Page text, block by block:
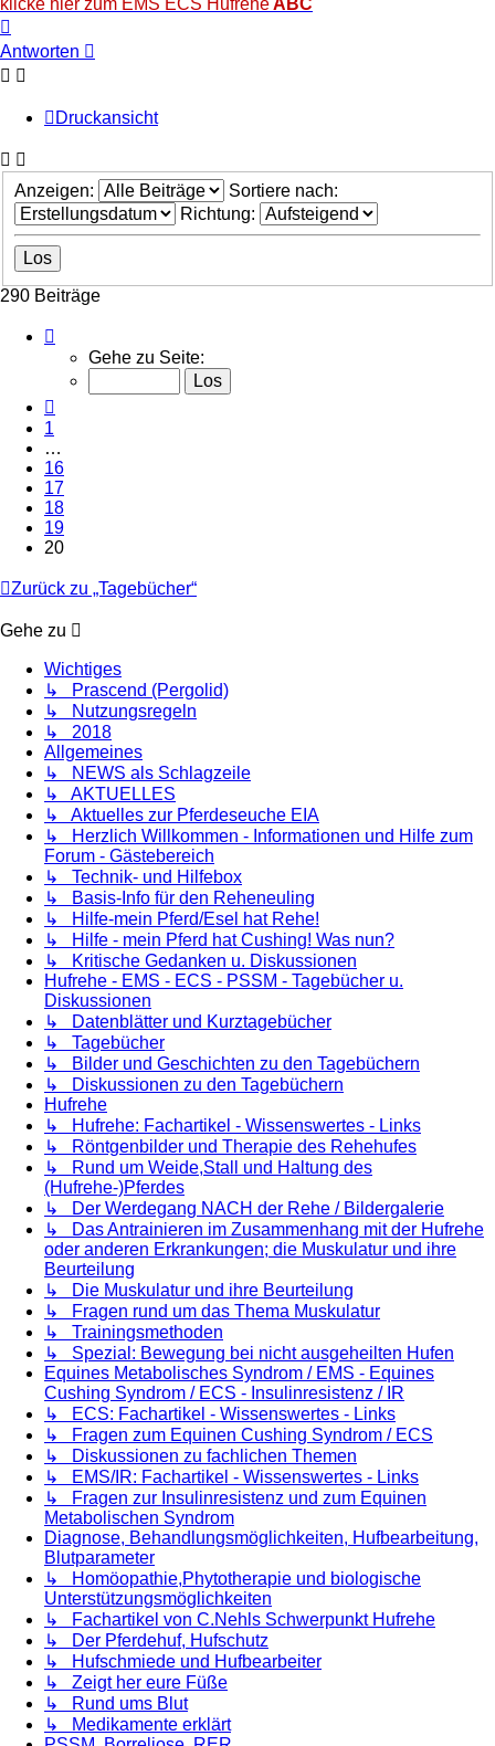
klicke hier zum EMS ECS HufreheABC
oben
Antworten
Druckansicht
Anzeigen:
Sortiere nach:
Richtung:
290 Beiträge
20
20
Gehe zu Seite:
1
…
16
17
18
19
20
Zurück zu „Tagebücher“
Gehe zu
Wichtiges
↳ Prascend (Pergolid)
↳ Nutzungsregeln
↳ 2018
Allgemeines
↳ NEWS als Schlagzeile
↳ AKTUELLES
↳ Aktuelles zur Pferdeseuche EIA
↳ Herzlich Willkommen - Informationen und Hilfe zum
Forum - Gästebereich
↳ Technik- und Hilfebox
↳ Basis-Info für den Reheneuling
↳ Hilfe-mein Pferd/Esel hat Rehe!
↳ Hilfe - mein Pferd hat Cushing! Was nun?
↳ Kritische Gedanken u. Diskussionen
Hufrehe - EMS - ECS - PSSM - Tagebücher u.
Diskussionen
↳ Datenblätter und Kurztagebücher
↳ Tagebücher
↳ Bilder und Geschichten zu den Tagebüchern
↳ Diskussionen zu den Tagebüchern
Hufrehe
↳ Hufrehe: Fachartikel - Wissenswertes - Links
↳ Röntgenbilder und Therapie des Rehehufes
↳ Rund um Weide,Stall und Haltung des
(Hufrehe-)Pferdes
↳ Der Werdegang NACH der Rehe / Bildergalerie
↳ Das Antrainieren im Zusammenhang mit der Hufrehe
oder anderen Erkrankungen; die Muskulatur und ihre
Beurteilung
↳ Die Muskulatur und ihre Beurteilung
↳ Fragen rund um das Thema Muskulatur
↳ Trainingsmethoden
↳ Spezial: Bewegung bei nicht ausgeheilten Hufen
Equines Metabolisches Syndrom / EMS - Equines
Cushing Syndrom / ECS - Insulinresistenz / IR
↳ ECS: Fachartikel - Wissenswertes - Links
↳ Fragen zum Equinen Cushing Syndrom / ECS
↳ Diskussionen zu fachlichen Themen
↳ EMS/IR: Fachartikel - Wissenswertes - Links
↳ Fragen zur Insulinresistenz und zum Equinen
Metabolischen Syndrom
Diagnose, Behandlungsmöglichkeiten, Hufbearbeitung,
Blutparameter
↳ Homöopathie,Phytotherapie und biologische
Unterstützungsmöglichkeiten
↳ Fachartikel von C.Nehls Schwerpunkt Hufrehe
↳ Der Pferdehuf, Hufschutz
↳ Hufschmiede und Hufbearbeiter
↳ Zeigt her eure Füße
↳ Rund ums Blut
↳ Medikamente erklärt